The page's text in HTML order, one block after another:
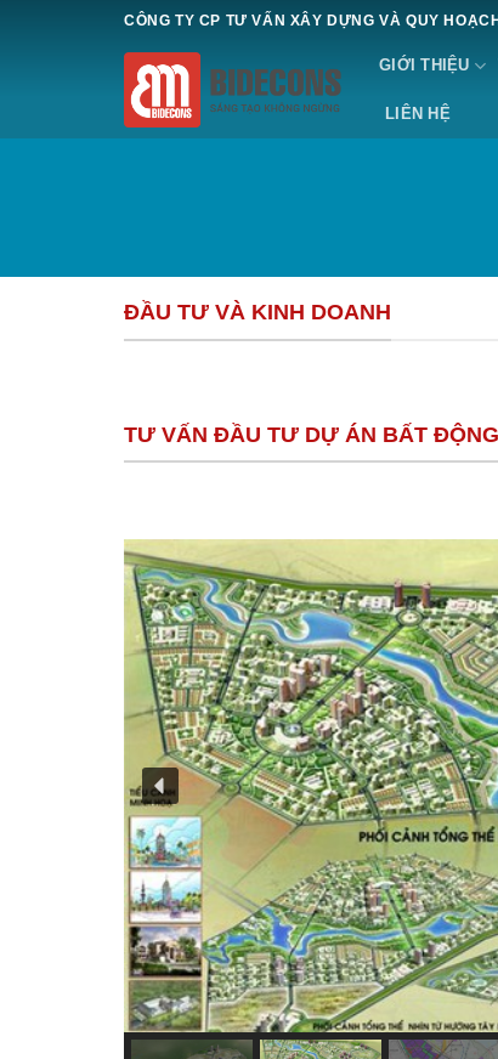
CÔNG TY CP TƯ VẤN XÂY DỰNG VÀ QUY
GIỚI THIỆU
LIÊN HỆ
ĐẦU TƯ VÀ KINH DOANH
TƯ VẤN ĐẦU TƯ DỰ ÁN BẤT